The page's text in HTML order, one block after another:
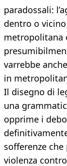
paradossali:
dentro o
metropolitana
varrebbe
in
Il disegno di
una
opprime i
sofferenze
violenza